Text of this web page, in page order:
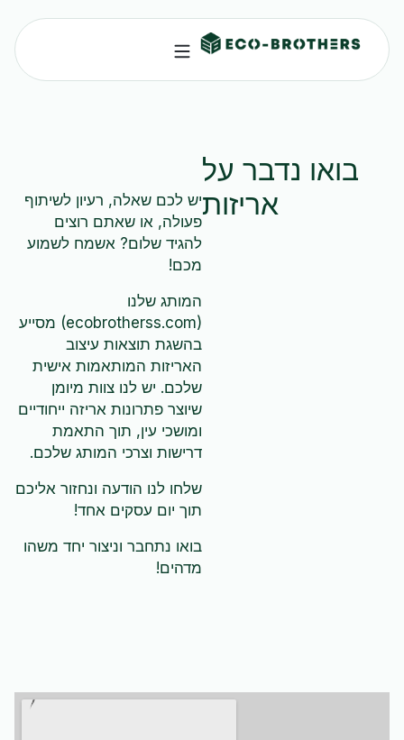
בואו נדבר על
אריזותיש לכם שאלה, רעיון לשיתוף
פעולה, או שאתם רוצים
להגיד שלום? אשמח לשמוע
מכם!
המותג שלנו
(ecobrotherss.com) מסייע
בהשגת תוצאות עיצוב
האריזות המותאמות אישית
שלכם. יש לנו צוות מיומן
שיוצר פתרונות אריזה ייחודיים
ומושכי עין, תוך התאמת
דרישות וצרכי המותג שלכם.
שלחו לנו הודעה ונחזור אליכם
תוך יום עסקים אחד!
בואו נתחבר וניצור יחד משהו
מדהים!